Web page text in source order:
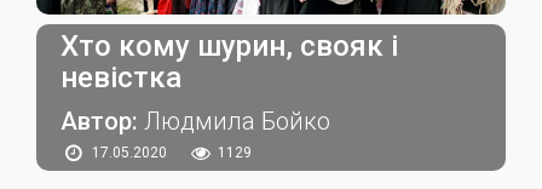
Хто кому шурин, свояк і
невістка
Автор: Людмила Бойко
17.05.2020 1129